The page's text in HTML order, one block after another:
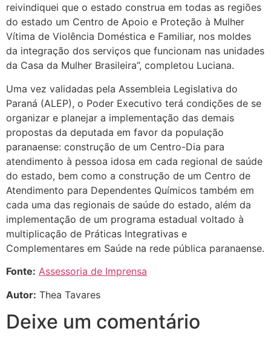
reivindiquei que o estado construa em todas as regiões
do estado um Centro de Apoio e Proteção à Mulher
Vítima de Violência Doméstica e Familiar, nos moldes
da integração dos serviços que funcionam nas unidades
da Casa da Mulher Brasileira”, completou Luciana.
Uma vez validadas pela Assembleia Legislativa do
Paraná (ALEP), o Poder Executivo terá condições de se
organizar e planejar a implementação das demais
propostas da deputada em favor da população
paranaense: construção de um Centro-Dia para
atendimento à pessoa idosa em cada regional de saúde
do estado, bem como a construção de um Centro de
Atendimento para Dependentes Químicos também em
cada uma das regionais de saúde do estado, além da
implementação de um programa estadual voltado à
multiplicação de Práticas Integrativas e
Complementares em Saúde na rede pública paranaense.
Fonte: Assessoria de Imprensa
Autor: Thea Tavares
Deixe um comentário